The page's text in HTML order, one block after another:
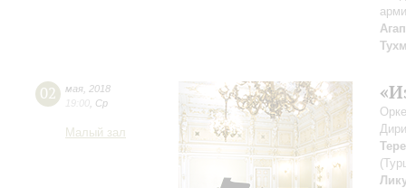
02 мая 2018
19:00 Ср
Малый зал